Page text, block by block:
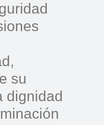
su
dignidad